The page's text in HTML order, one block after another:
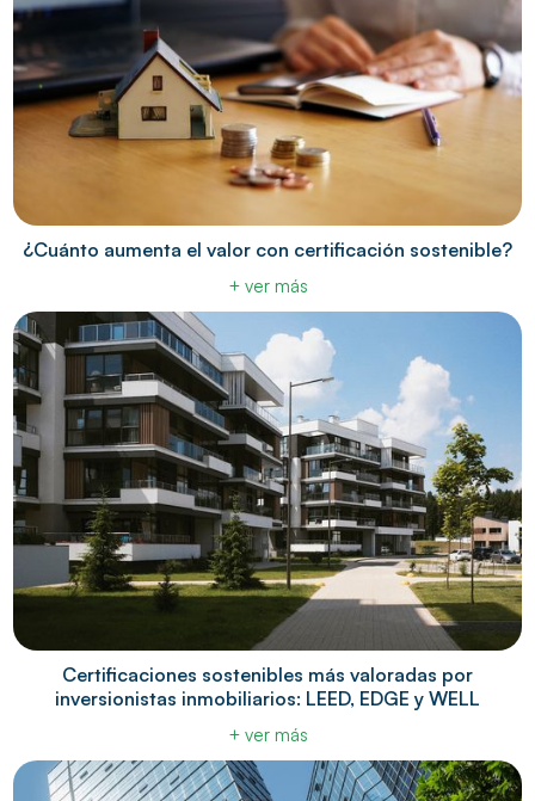
¿Cuánto aumenta el valor con certificación sostenible?
+ ver más
Certificaciones sostenibles más valoradas por
inversionistas inmobiliarios: LEED, EDGE y WELL
+ ver más